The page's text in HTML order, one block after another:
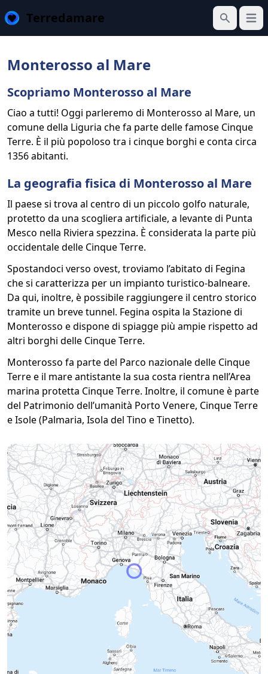
Terredamare
Cerca
Apri
Monterosso al Mare
Scopriamo Monterosso al Mare
Ciao a tutti! Oggi parleremo di Monterosso al Mare, un
comune della Liguria che fa parte delle famose Cinque
Terre. È il più popoloso tra i cinque borghi e conta circa
1356 abitanti.
La geografia fisica di Monterosso al Mare
Il paese si trova al centro di un piccolo golfo naturale,
protetto da una scogliera artificiale, a levante di Punta
Mesco nella Riviera spezzina. È considerata la parte più
occidentale delle Cinque Terre.
Spostandoci verso ovest, troviamo l’abitato di Fegina
che si caratterizza per un impianto turistico-balneare.
Da qui, inoltre, è possibile raggiungere il centro storico
tramite un breve tunnel. Fegina ospita la Stazione di
Monterosso e dispone di spiagge più ampie rispetto ad
altri borghi delle Cinque Terre.
Monterosso fa parte del Parco nazionale delle Cinque
Terre e il mare antistante la sua costa rientra nell’Area
marina protetta Cinque Terre. Inoltre, il comune è parte
del Patrimonio dell’umanità Porto Venere, Cinque Terre
e Isole (Palmaria, Isola del Tino e Tinetto).